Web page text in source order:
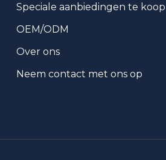
Speciale aanbiedingen te koop
OEM/ODM
Over ons
Neem contact met ons op